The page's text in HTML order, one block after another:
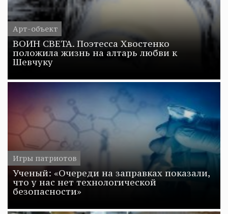
Арт-объект
ВОИН СВЕТА. Поэтесса Хвостенко
положила жизнь на алтарь любви к
Шевчуку
Игры патриотов
Ученый: «Очереди на заправках показали,
что у нас нет технологической
безопасности»